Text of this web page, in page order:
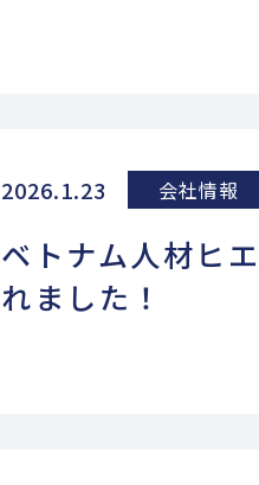
2026.1.23 会社情報
ベトナム人材ヒ
れました！